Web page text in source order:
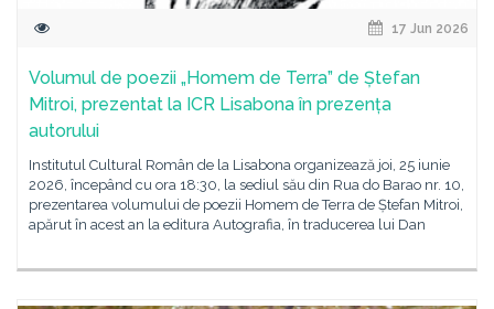
17 Jun 2026
Volumul de poezii „Homem de Terra” de Ștefan
Mitroi, prezentat la ICR Lisabona în prezența
autorului
Institutul Cultural Român de la Lisabona organizează joi, 25 iunie
2026, începând cu ora 18:30, la sediul său din Rua do Barao nr. 10,
prezentarea volumului de poezii Homem de Terra de Ștefan Mitroi,
apărut în acest an la editura Autografia, în traducerea lui Dan